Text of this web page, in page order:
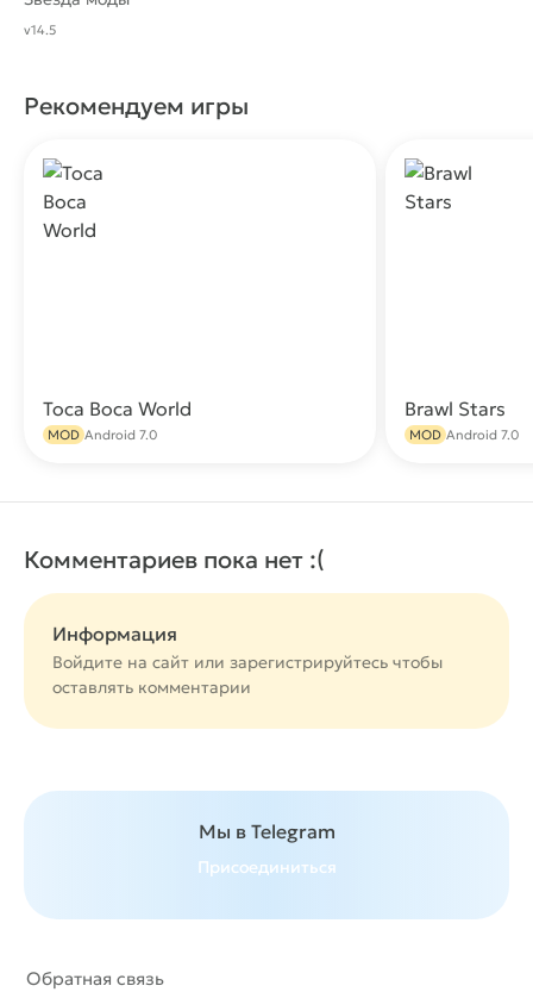
v14.5
Рекомендуем игры
Toca Boca World
MOD Android 7.0
Brawl Stars
MOD Android 7.0
Комментариев пока нет :(
Информация
Войдите на сайт или зарегистрируйтесь чтобы
оставлять комментарии
Мы в Telegram
Присоединиться
Обратная связь